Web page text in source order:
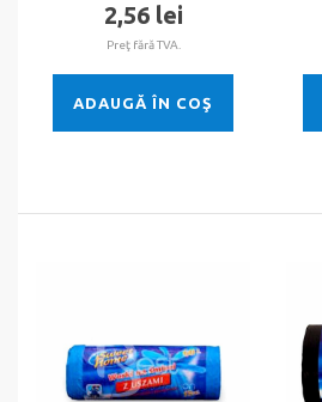
2,56 lei
Preţ fără TVA.
ADAUGĂ ÎN COŞ